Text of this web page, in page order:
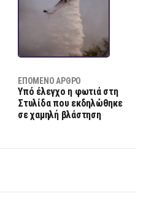
ΕΠΌΜΕΝΟ ΆΡΘΡΟ
Υπό έλεγχο η φωτιά στη
Στυλίδα που εκδηλώθηκε
σε χαμηλή βλάστηση